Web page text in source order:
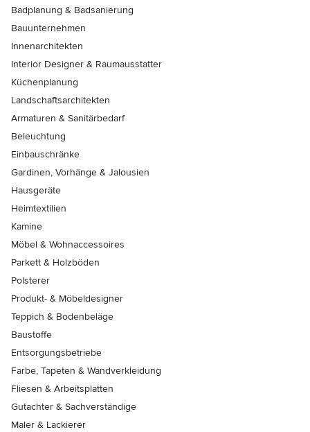
Badplanung & Badsanierung
Bauunternehmen
Innenarchitekten
Interior Designer & Raumausstatter
Küchenplanung
Landschaftsarchitekten
Armaturen & Sanitärbedarf
Beleuchtung
Einbauschränke
Gardinen, Vorhänge & Jalousien
Hausgeräte
Heimtextilien
Kamine
Möbel & Wohnaccessoires
Parkett & Holzböden
Polsterer
Produkt- & Möbeldesigner
Teppich & Bodenbeläge
Baustoffe
Entsorgungsbetriebe
Farbe, Tapeten & Wandverkleidung
Fliesen & Arbeitsplatten
Gutachter & Sachverständige
Maler & Lackierer